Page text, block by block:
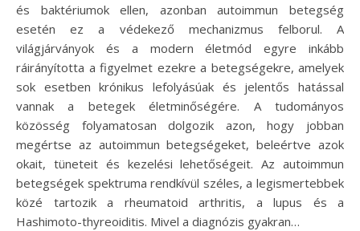
és baktériumok ellen, azonban autoimmun betegség
esetén ez a védekező mechanizmus felborul. A
világjárványok és a modern életmód egyre inkább
ráirányította a figyelmet ezekre a betegségekre, amelyek
sok esetben krónikus lefolyásúak és jelentős hatással
vannak a betegek életminőségére. A tudományos
közösség folyamatosan dolgozik azon, hogy jobban
megértse az autoimmun betegségeket, beleértve azok
okait, tüneteit és kezelési lehetőségeit. Az autoimmun
betegségek spektruma rendkívül széles, a legismertebbek
közé tartozik a rheumatoid arthritis, a lupus és a
Hashimoto-thyreoiditis. Mivel a diagnózis gyakran…